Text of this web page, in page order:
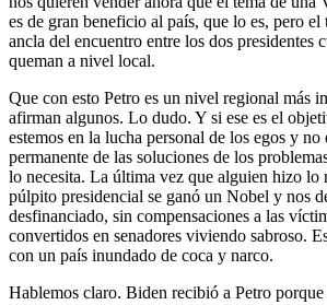
es de gran beneficio al país, que lo es, pero el
ancla del encuentro entre los dos presidentes
queman a nivel local.
Que con esto Petro es un nivel regional más
afirman algunos. Lo dudo. Y si ese es el
estemos en la lucha personal de los egos y no
permanente de las soluciones de los
lo necesita. La última vez que alguien hizo lo
púlpito presidencial se ganó un Nobel y nos
desfinanciado, sin compensaciones a las
convertidos en senadores viviendo sabroso.
con un país inundado de coca y narco.
Hablemos claro. Biden recibió a Petro